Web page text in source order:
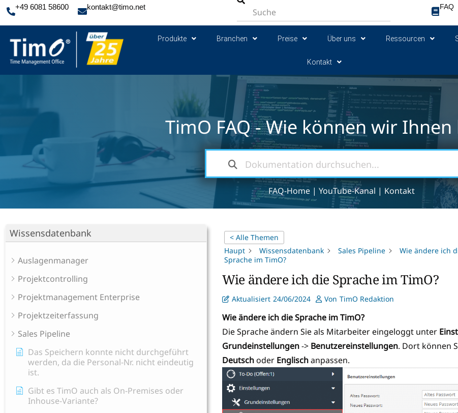
+49 6081 58600 kontakt@timo.net FAQ
Produkte Branchen Preise Über uns Ressourcen
Kontakt
TimO FAQ - Wie können wir Ihnen
FAQ-Home | YouTube-Kanal | Kontakt
Wissensdatenbank
Auslagenmanager
Projektcontrolling
Projektmanagement Enterprise
Projektzeiterfassung
Sales Pipeline
Das Speichern konnte nicht durchgeführt
werden, da die Personal-Nr. nicht eindeutig
ist.
Gibt es TimO auch als On-Premises oder
Inhouse-Variante?
< Alle Themen
Haupt
Wissensdatenbank Sales Pipeline
Wie ändere ich
Sprache im TimO?
Wie ändere ich die Sprache im TimO?
Aktualisiert 24/06/2024 Von TimO Redaktion
Wie ändere ich die Sprache im TimO?
Die Sprache ändern Sie als Mitarbeiter eingeloggt unter
Grundeinstellungen-> Benutzereinstellungen. Dort können
Deutschoder Englischanpassen.